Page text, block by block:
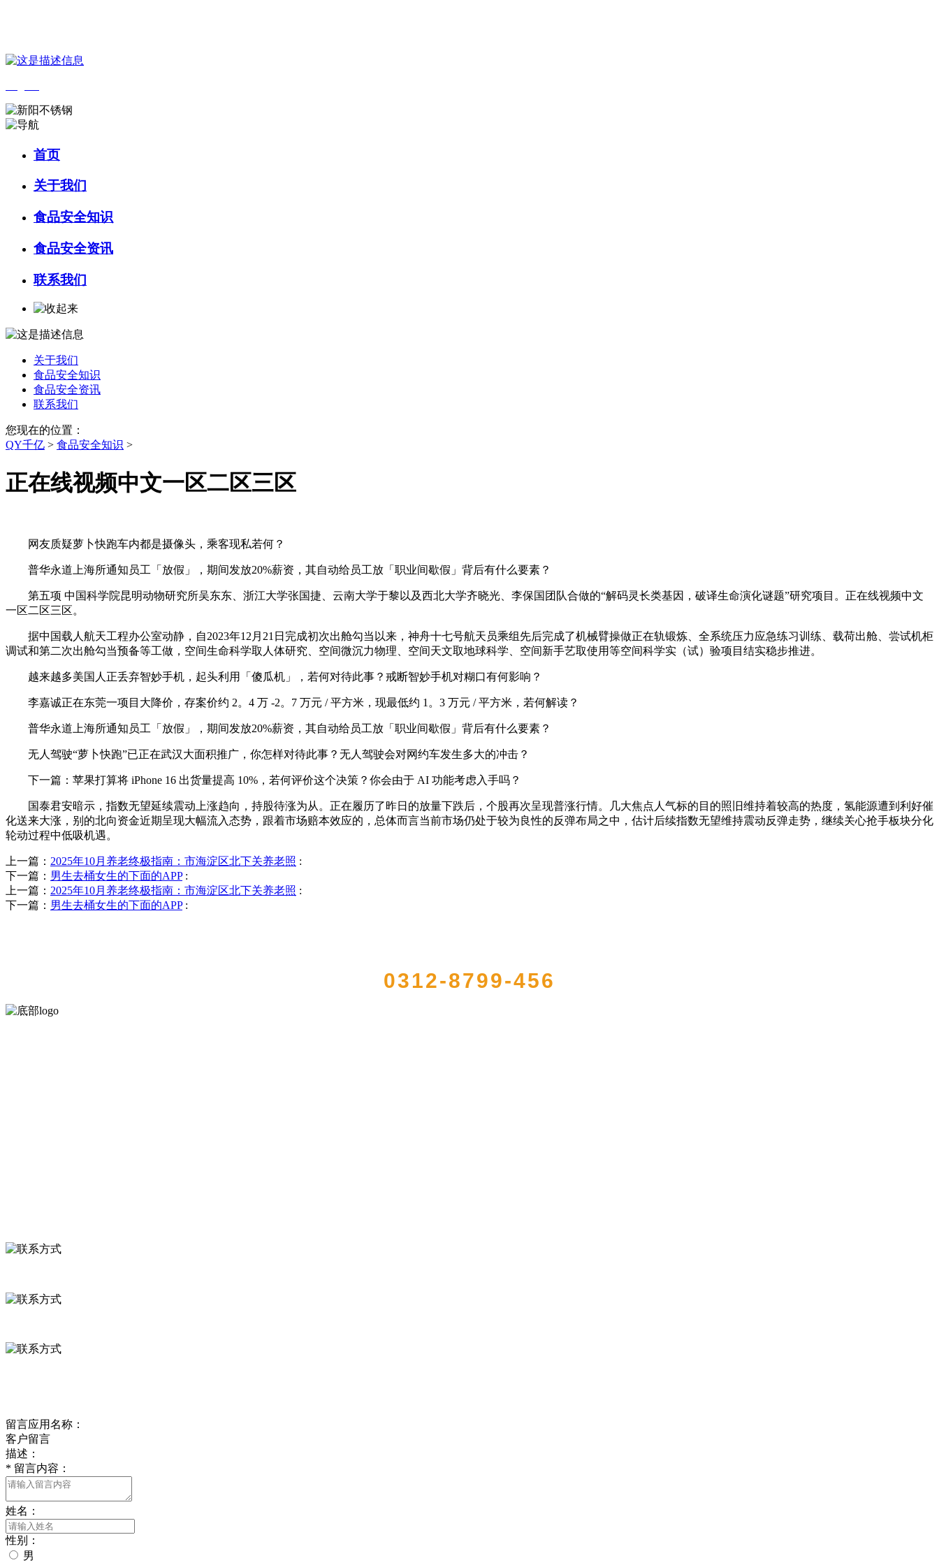
首页
关于我们
食品安全知识
食品安全资讯
联系我们
关于我们
食品安全知识
食品安全资讯
联系我们
您现在的位置：
QY千亿 > 食品安全知识 >
正在线视频中文一区二区三区
网友质疑萝卜快跑车内都是摄像头，乘客现私若何？
普华永道上海所通知员工「放假」，期间发放20%薪资，其自动给员工放「职业间歇假」背后有什么要素？
第五项 中国科学院昆明动物研究所吴东东、浙江大学张国捷、云南大学于黎以及西北大学齐晓光、李保国团队合做的“解码灵长类基因，破译生命演化谜题”研究项目。正在线视频中文
一区二区三区。
据中国载人航天工程办公室动静，自2023年12月21日完成初次出舱勾当以来，神舟十七号航天员乘组先后完成了机械臂操做正在轨锻炼、全系统压力应急练习训练、载荷出舱、尝试机柜
调试和第二次出舱勾当预备等工做，空间生命科学取人体研究、空间微沉力物理、空间天文取地球科学、空间新手艺取使用等空间科学实（试）验项目结实稳步推进。
越来越多美国人正丢弃智妙手机，起头利用「傻瓜机」，若何对待此事？戒断智妙手机对糊口有何影响？
李嘉诚正在东莞一项目大降价，存案价约 2。4 万 -2。7 万元 / 平方米，现最低约 1。3 万元 / 平方米，若何解读？
普华永道上海所通知员工「放假」，期间发放20%薪资，其自动给员工放「职业间歇假」背后有什么要素？
无人驾驶“萝卜快跑”已正在武汉大面积推广，你怎样对待此事？无人驾驶会对网约车发生多大的冲击？
下一篇：苹果打算将 iPhone 16 出货量提高 10%，若何评价这个决策？你会由于 AI 功能考虑入手吗？
国泰君安暗示，指数无望延续震动上涨趋向，持股待涨为从。正在履历了昨日的放量下跌后，个股再次呈现普涨行情。几大焦点人气标的目的照旧维持着较高的热度，氢能源遭到利好催
化送来大涨，别的北向资金近期呈现大幅流入态势，跟着市场赔本效应的，总体而言当前市场仍处于较为良性的反弹布局之中，估计后续指数无望维持震动反弹走势，继续关心抢手板块分化
轮动过程中低吸机遇。
上一篇： 2025年10月养老终极指南：市海淀区北下关养老照 :
下一篇： 男生去桶女生的下面的APP :
上一篇： 2025年10月养老终极指南：市海淀区北下关养老照 :
下一篇： 男生去桶女生的下面的APP :
0312-8799-456
留言应用名称：
客户留言
描述：
* 留言内容：
姓名：
性别：
男